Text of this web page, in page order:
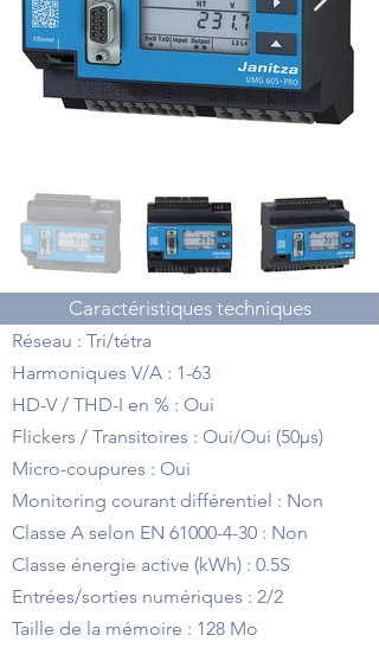
Caractéristiques techniques
Réseau : Tri/tétra
Harmoniques V/A : 1-63
HD-V / THD-I en % : Oui
Flickers / Transitoires : Oui/Oui (50µs)
Micro-coupures : Oui
Monitoring courant différentiel : Non
Classe A selon EN 61000-4-30 : Non
Classe énergie active (kWh) : 0.5S
Entrées/sorties numériques : 2/2
Taille de la mémoire : 128 Mo